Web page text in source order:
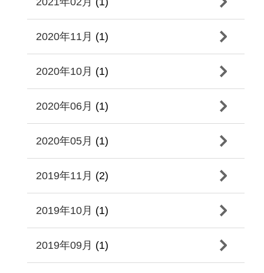
2020年11月 (1)
2020年10月 (1)
2020年06月 (1)
2020年05月 (1)
2019年11月 (2)
2019年10月 (1)
2019年09月 (1)